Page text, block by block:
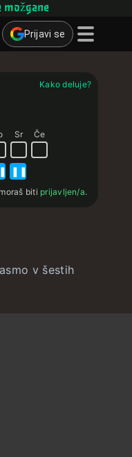
možgane
Prijavi se
Kako deluje?
Sr Če
❚❚
biti prijavljen/a.
v šestih